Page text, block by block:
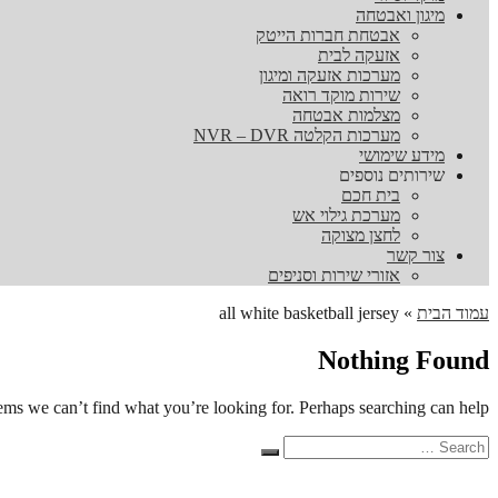
מיגון ואבטחה
אבטחת חברות הייטק
אזעקה לבית
מערכות אזעקה ומיגון
שירות מוקד רואה
מצלמות אבטחה
מערכות הקלטה NVR – DVR
מידע שימושי
שירותים נוספים
בית חכם
מערכת גילוי אש
לחצן מצוקה
צור קשר
אזורי שירות וסניפים
עמוד הבית »
all white basketball jersey
Nothing Found
we can’t find what you’re looking for. Perhaps searching can help.
Search
for:
Search